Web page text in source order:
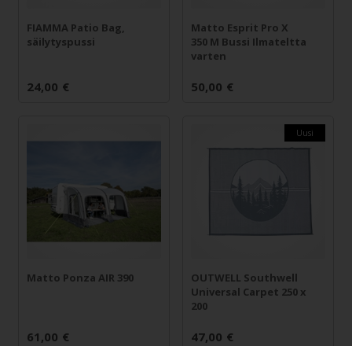
FIAMMA Patio Bag,
säilytyspussi
24,00 €
Matto Esprit Pro X
350 M Bussi Ilmateltta
varten
50,00 €
Matto Ponza AIR 390
61,00 €
Uusi
OUTWELL Southwell
Universal Carpet 250 x
200
47,00 €